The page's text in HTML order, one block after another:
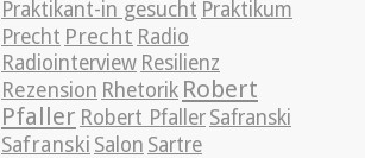
Praktikant-in gesucht Praktikum
Precht Precht Radio
Radiointerview Resilienz
Rezension Rhetorik Robert
Pfaller Robert Pfaller Safranski
Safranski Salon Sartre